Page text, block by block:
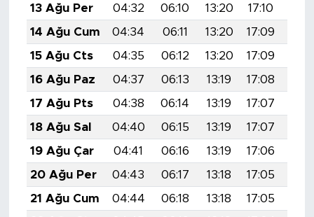
13 Ağu Per
04:32 06:10 13:20 17:10
14 Ağu Cum
04:34 06:11 13:20 17:09
15 Ağu Cts
04:35 06:12 13:20 17:09
16 Ağu Paz
04:37 06:13 13:19 17:08
17 Ağu Pts
04:38 06:14 13:19 17:07
18 Ağu Sal
04:40 06:15 13:19 17:07
19 Ağu Çar
04:41 06:16 13:19 17:06
20 Ağu Per
04:43 06:17 13:18 17:05
21 Ağu Cum
04:44 06:18 13:18 17:05